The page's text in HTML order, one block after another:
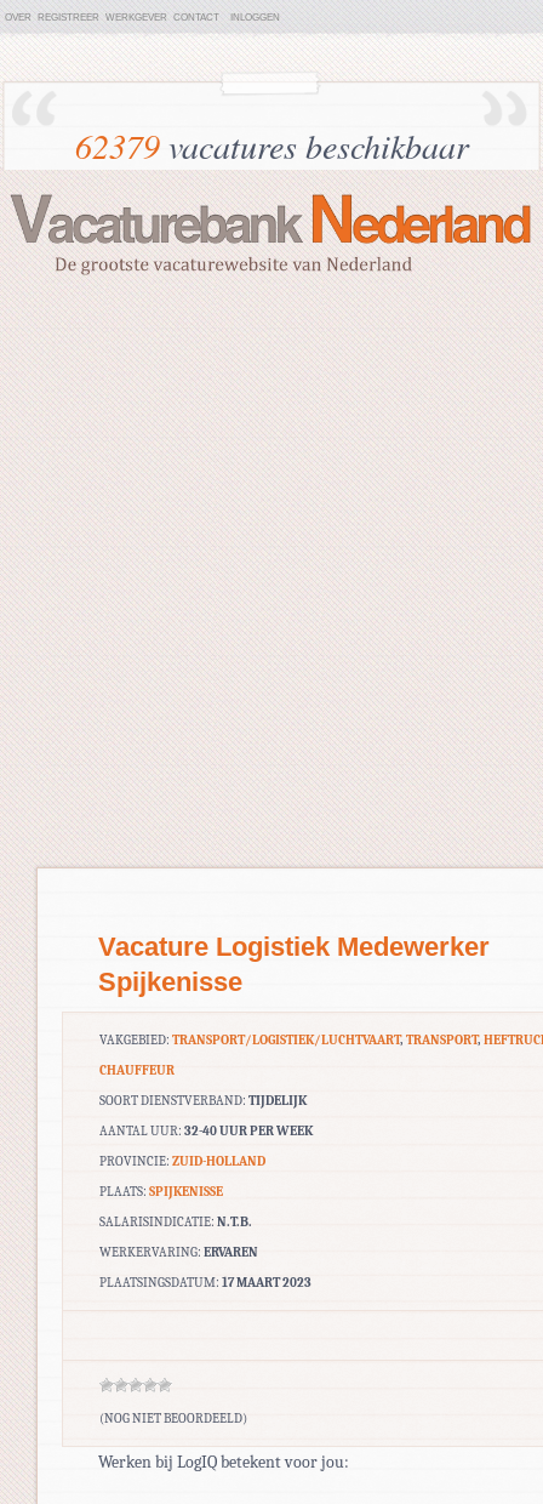
OVER REGISTREER WERKGEVER CONTACT INLOGGEN
62379vacatures beschikbaar
Vacature Logistiek Medewerker
Spijkenisse
VAKGEBIED: TRANSPORT/LOGISTIEK/LUCHTVAART, TRANSPORT,
CHAUFFEUR
SOORT DIENSTVERBAND: TIJDELIJK
AANTAL UUR: 32-40 UUR PER WEEK
PROVINCIE: ZUID-HOLLAND
PLAATS: SPIJKENISSE
SALARISINDICATIE: N.T.B.
WERKERVARING: ERVAREN
PLAATSINGSDATUM: 17 MAART 2023
(NOG NIET BEOORDEELD)
Werken bij LogIQ betekent voor jou: